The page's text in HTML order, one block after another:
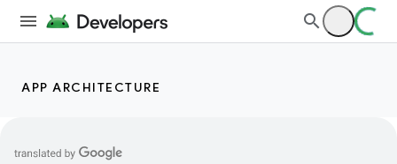
APP ARCHITECTURE